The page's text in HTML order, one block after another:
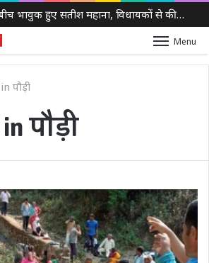
सदन में हंगामे के बीच भावुक हुए सतीश महाना, विधायकों से की मर्यादा बनाए रखने की अपील
Menu
पौड़ी
पौड़ी